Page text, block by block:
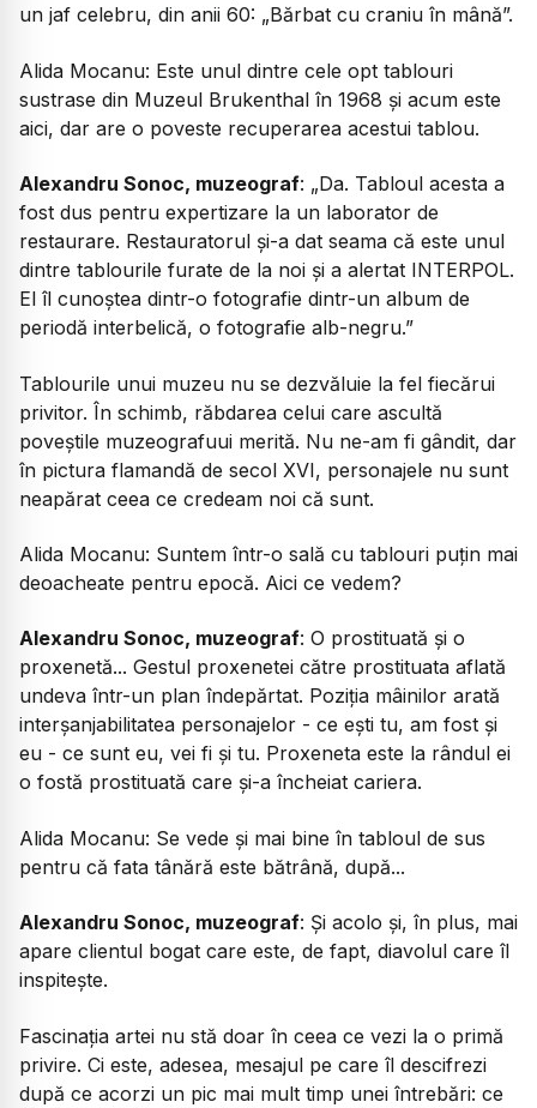
un jaf celebru, din anii 60: „Bărbat cu craniu în mână”.
Alida Mocanu: Este unul dintre cele opt tablouri
sustrase din Muzeul Brukenthal în 1968 și acum este
aici, dar are o poveste recuperarea acestui tablou.
Alexandru Sonoc, muzeograf: „Da. Tabloul acesta a
fost dus pentru expertizare la un laborator de
restaurare. Restauratorul și-a dat seama că este unul
dintre tablourile furate de la noi și a alertat INTERPOL.
El îl cunoștea dintr-o fotografie dintr-un album de
periodă interbelică, o fotografie alb-negru.”
Tablourile unui muzeu nu se dezvăluie la fel fiecărui
privitor. În schimb, răbdarea celui care ascultă
poveștile muzeografuui merită. Nu ne-am fi gândit, dar
în pictura flamandă de secol XVI, personajele nu sunt
neapărat ceea ce credeam noi că sunt.
Alida Mocanu: Suntem într-o sală cu tablouri puțin mai
deoacheate pentru epocă. Aici ce vedem?
Alexandru Sonoc, muzeograf: O prostituată și o
proxenetă... Gestul proxenetei către prostituata aflată
undeva într-un plan îndepărtat. Poziția mâinilor arată
interșanjabilitatea personajelor - ce ești tu, am fost și
eu - ce sunt eu, vei fi și tu. Proxeneta este la rândul ei
o fostă prostituată care și-a încheiat cariera.
Alida Mocanu: Se vede și mai bine în tabloul de sus
pentru că fata tânără este bătrână, după...
Alexandru Sonoc, muzeograf: Și acolo și, în plus, mai
apare clientul bogat care este, de fapt, diavolul care îl
inspitește.
Fascinația artei nu stă doar în ceea ce vezi la o primă
privire. Ci este, adesea, mesajul pe care îl descifrezi
după ce acorzi un pic mai mult timp unei întrebări: ce